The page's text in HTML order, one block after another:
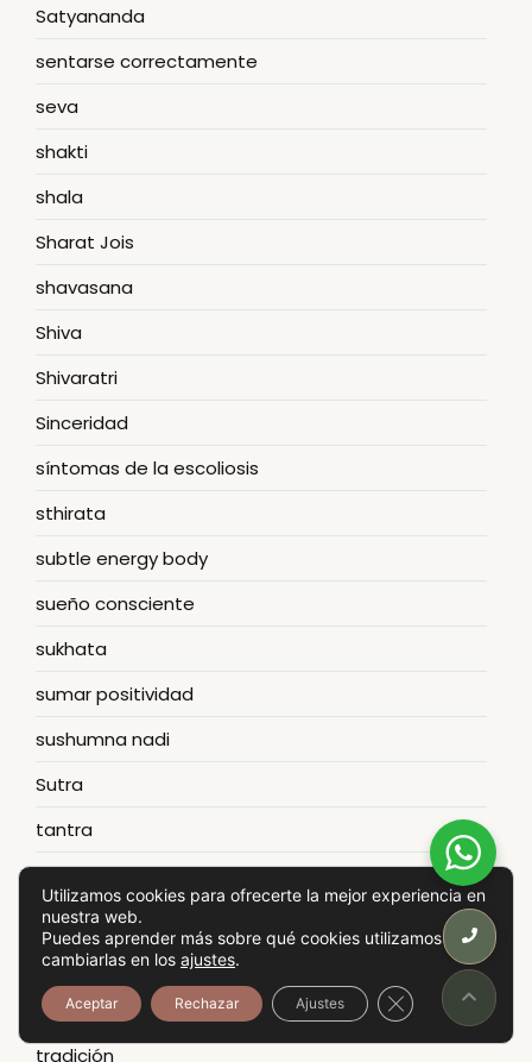
Satyananda
sentarse correctamente
seva
shakti
shala
Sharat Jois
shavasana
Shiva
Shivaratri
Sinceridad
síntomas de la escoliosis
sthirata
subtle energy body
sueño consciente
sukhata
sumar positividad
sushumna nadi
Sutra
tantra
tapas
Tejido muscular
Theta waves
títulos
tradición
Utilizamos cookies para ofrecerte la mejor experiencia en
nuestra web.
Puedes aprender más sobre qué cookies utilizamos o
cambiarlas en los ajustes.
Aceptar Rechazar Ajustes Cerrar el banner